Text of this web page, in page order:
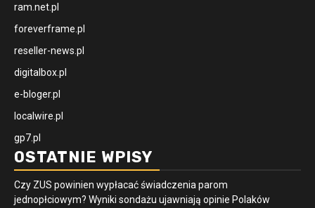
ram.net.pl
foreverframe.pl
reseller-news.pl
digitalbox.pl
e-bloger.pl
localwire.pl
gp7.pl
OSTATNIE WPISY
Czy ZUS powinien wypłacać świadczenia parom
jednopłciowym? Wyniki sondażu ujawniają opinie Polaków